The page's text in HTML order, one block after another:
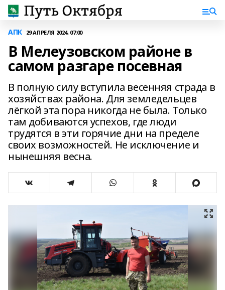
АПК 29 АПРЕЛЯ 2024, 07:00
В Мелеузовском районе в
самом разгаре посевная
В полную силу вступила весенняя страда в
хозяйствах района. Для земледельцев
лёгкой эта пора никогда не была. Только
там добиваются успехов, где люди
трудятся в эти горячие дни на пределе
своих возможностей. Не исключение и
нынешняя весна.